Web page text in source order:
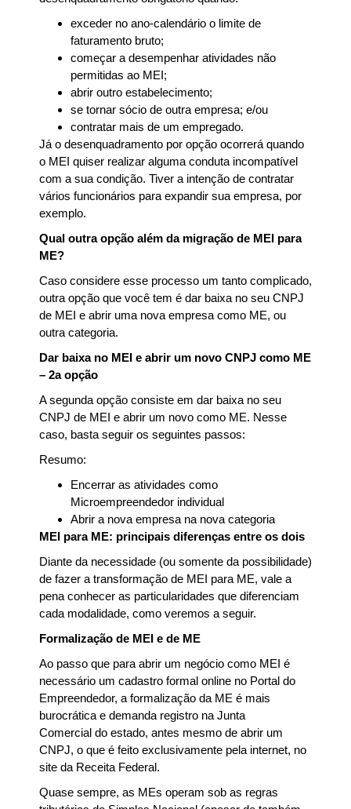
exceder no ano-calendário o limite de
faturamento bruto;
começar a desempenhar atividades não
permitidas ao MEI;
abrir outro estabelecimento;
se tornar sócio de outra empresa; e/ou
contratar mais de um empregado.
Já o desenquadramento por opção ocorrerá quando
o MEI quiser realizar alguma conduta incompatível
com a sua condição. Tiver a intenção de contratar
vários funcionários para expandir sua empresa, por
exemplo.
Qual outra opção além da migração de MEI para
ME?
Caso considere esse processo um tanto complicado,
outra opção que você tem é dar baixa no seu CNPJ
de MEI e abrir uma nova empresa como ME, ou
outra categoria.
Dar baixa no MEI e abrir um novo CNPJ como ME
– 2a opção
A segunda opção consiste em dar baixa no seu
CNPJ de MEI e abrir um novo como ME. Nesse
caso, basta seguir os seguintes passos:
Resumo:
Encerrar as atividades como
Microempreendedor individual
Abrir a nova empresa na nova categoria
MEI para ME: principais diferenças entre os dois
Diante da necessidade (ou somente da possibilidade)
de fazer a transformação de MEI para ME, vale a
pena conhecer as particularidades que diferenciam
cada modalidade, como veremos a seguir.
Formalização de MEI e de ME
Ao passo que para abrir um negócio como MEI é
necessário um cadastro formal online no Portal do
Empreendedor, a formalização da ME é mais
burocrática e demanda registro na Junta
Comercial do estado, antes mesmo de abrir um
CNPJ, o que é feito exclusivamente pela internet, no
site da Receita Federal.
Quase sempre, as MEs operam sob as regras